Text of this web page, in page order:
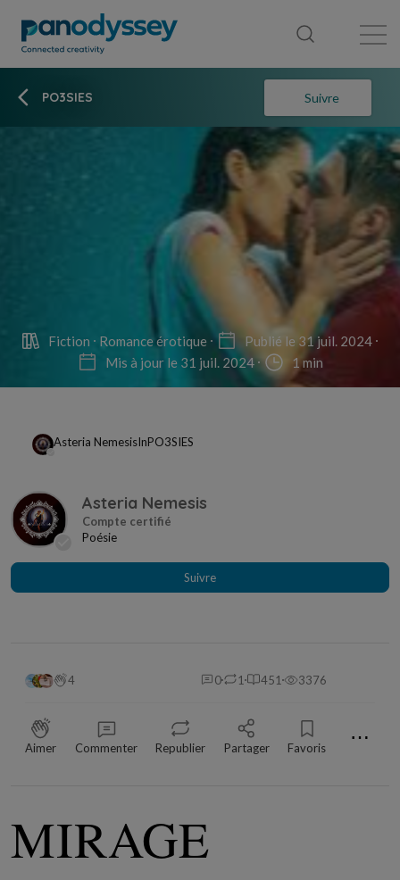
PO3SIES Suivre
Fiction Romance érotique
Publié le 31 juil. 2024
Mis à jour le 31 juil. 2024
1 min
Asteria NemesisInPO3SIES
Asteria Nemesis
Poésie
Suivre
4 0 1 451 3376
Aimer Commenter Republier Partager Favoris ⋯
MIRAGE